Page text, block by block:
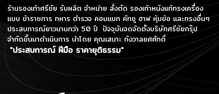
ร้านรองเท้าศรีชัย รับผลิต จำหน่าย สั่งตัด รองเท้าหนังแท้ทรงเครื่อง
แบบ ข้าราชการ ทหาร ตำรวจ คอมแบท คัทชู ฮาฟ หุ้มข้อ และทรงอื่นๆ
ประสบการณ์ยาวนานกว่า 50 ปี ปัจจุบันจดจัดตั้งบริษัทศรีชัยกรุ๊ป
จำกัดขึ้นมาดำเนินการ นำโดย คุณเสนาะ กังวาลยศศักดิ์
"ประสบการณ์ ฝีมือ ราคายุติธรรม"